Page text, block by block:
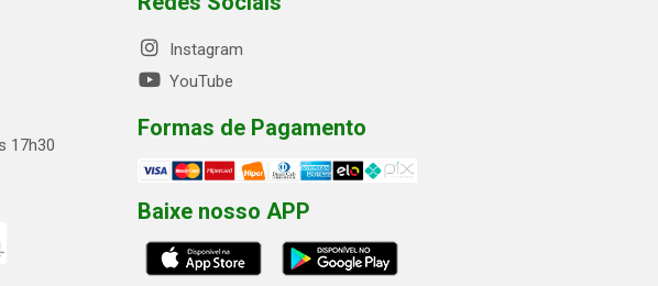
17h30
Instagram
YouTube
Formas de Pagamento
Baixe nosso APP